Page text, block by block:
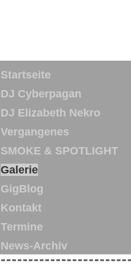
Startseite
DJ Cyberpagan
DJ Elizabeth Nekro
Vergangenes
SMOKE & SPOTLIGHT
Galerie
GigBlog
Kontakt
Termine
News-Archiv